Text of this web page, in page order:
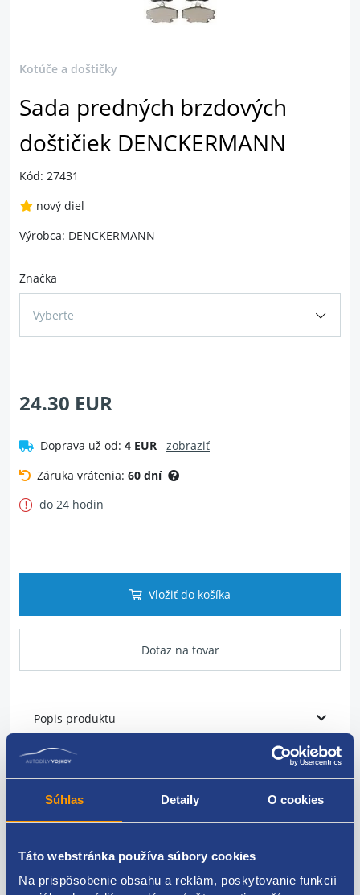
Súhlas Detaily O cookies
Táto webstránka používa súbory cookies
Na prispôsobenie obsahu a reklám, poskytovanie funkcií
Kotúče a doštičky
Sada predných brzdových
doštičiek DENCKERMANN
Kód: 27431
nový diel
Výrobca: DENCKERMANN
Značka
Vyberte
24.30 EUR
Doprava už od: 4 EUR
zobraziť
Záruka vrátenia: 60 dní
do 24 hodin
Vložiť do košíka
Dotaz na tovar
Popis produktu
montovacie strana predná os
širka v mm 100
hrúbka / sila (v mm) 17.4